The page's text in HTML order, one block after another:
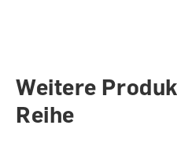
Weitere
Reihe